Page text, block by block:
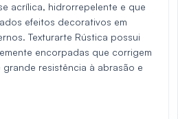
acrílica, hidrorrepelente e que
efeitos decorativos em
Texturarte Rústica possui
encorpadas que corrigem
resistência à abrasão e